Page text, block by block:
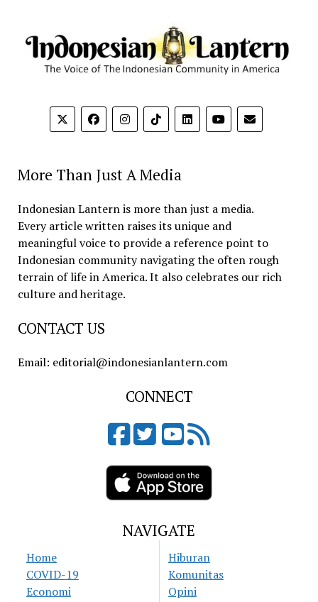
More Than Just A Media
Indonesian Lantern is more than just a media.
Every article written raises its unique and
meaningful voice to provide a reference point to
Indonesian community navigating the often rough
terrain of life in America. It also celebrates our rich
culture and heritage.
CONTACT US
Email: editorial@indonesianlantern.com
CONNECT
NAVIGATE
Home
COVID-19
Economi
Hiburan
Komunitas
Opini